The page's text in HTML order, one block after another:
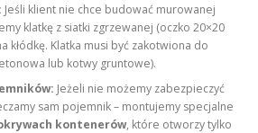
Jeśli klient nie chce budować murowanej
klatkę z siatki zgrzewanej (oczko 20×20
kłódkę. Klatka musi być zakotwiona do
lub kotwy gruntowe).
Jeżeli nie możemy zabezpieczyć
sam pojemnik – montujemy specjalne
kontenerów, które otworzy tylko